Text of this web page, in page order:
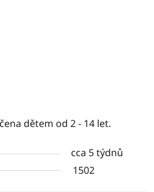
dětem od 2 - 14 let.
cca 5 týdnů
1502